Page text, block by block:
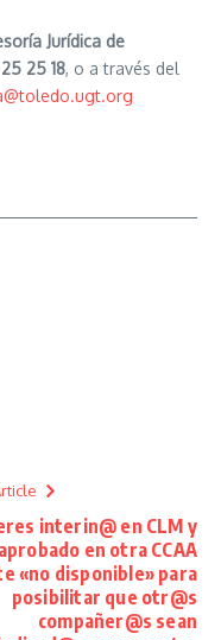
Jurídica de
25 18, o a través del
interin@ en CLM y
en otra CCAA
«no disponible» para
posibilitar que otr@s
compañer@s sean